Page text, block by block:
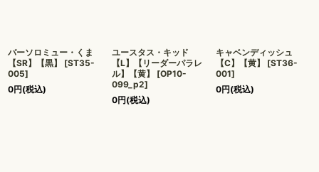
バーソロミュー・くま
【SR】【黒】
[ST35-
005]
0円(税込)
ユースタス・キッド
【L】【リーダーパラレ
ル】【黄】
[OP10-
099_p2]
0円(税込)
キャベンディッシュ
【C】【黄】
[ST36-
001]
0円(税込)